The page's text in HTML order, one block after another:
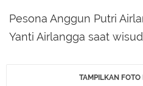
Pesona Anggun Putri
Yanti Airlangga saat
TAMPILKAN FOTO